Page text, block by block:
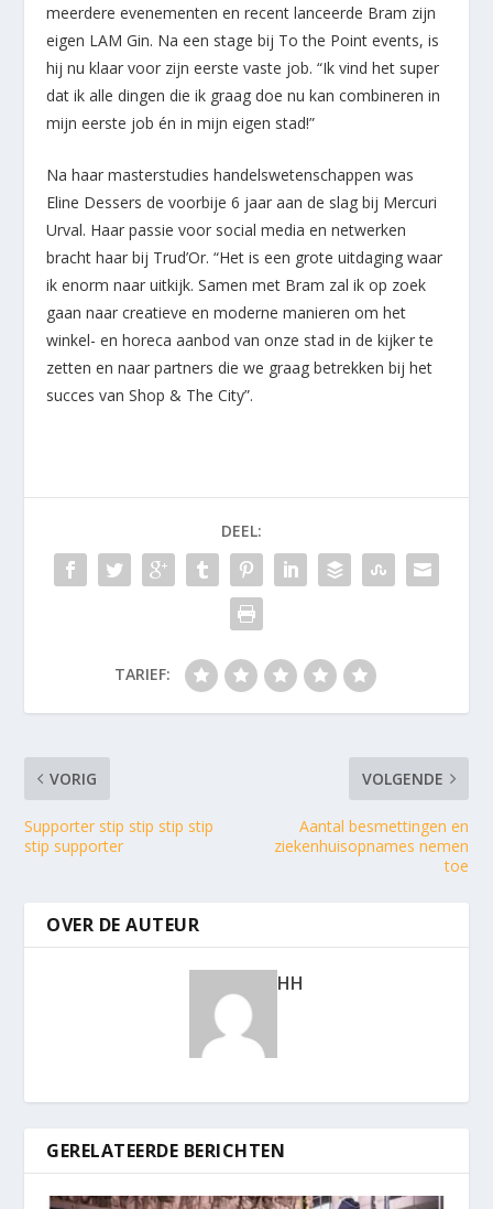
meerdere evenementen en recent lanceerde Bram zijn
eigen LAM Gin. Na een stage bij To the Point events, is
hij nu klaar voor zijn eerste vaste job. “Ik vind het super
dat ik alle dingen die ik graag doe nu kan combineren in
mijn eerste job én in mijn eigen stad!”
Na haar masterstudies handelswetenschappen was
Eline Dessers de voorbije 6 jaar aan de slag bij Mercuri
Urval. Haar passie voor social media en netwerken
bracht haar bij Trud’Or. “Het is een grote uitdaging waar
ik enorm naar uitkijk. Samen met Bram zal ik op zoek
gaan naar creatieve en moderne manieren om het
winkel- en horeca aanbod van onze stad in de kijker te
zetten en naar partners die we graag betrekken bij het
succes van Shop & The City”.
DEEL:
TARIEF:
VORIG
Supporter stip stip stip stip
stip supporter
VOLGENDE
Aantal besmettingen en
ziekenhuisopnames nemen
toe
OVER DE AUTEUR
HH
GERELATEERDE BERICHTEN